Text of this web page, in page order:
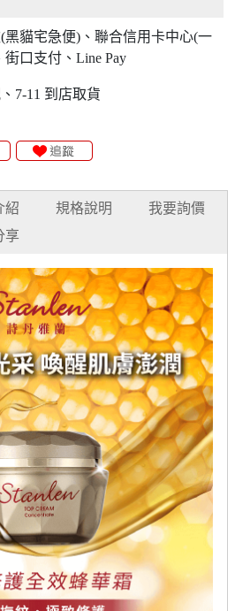
黑貓宅急便)、聯合信用卡中心(一
街口支付、Line Pay
7-11 到店取貨
紹 規格說明
我要詢價
享